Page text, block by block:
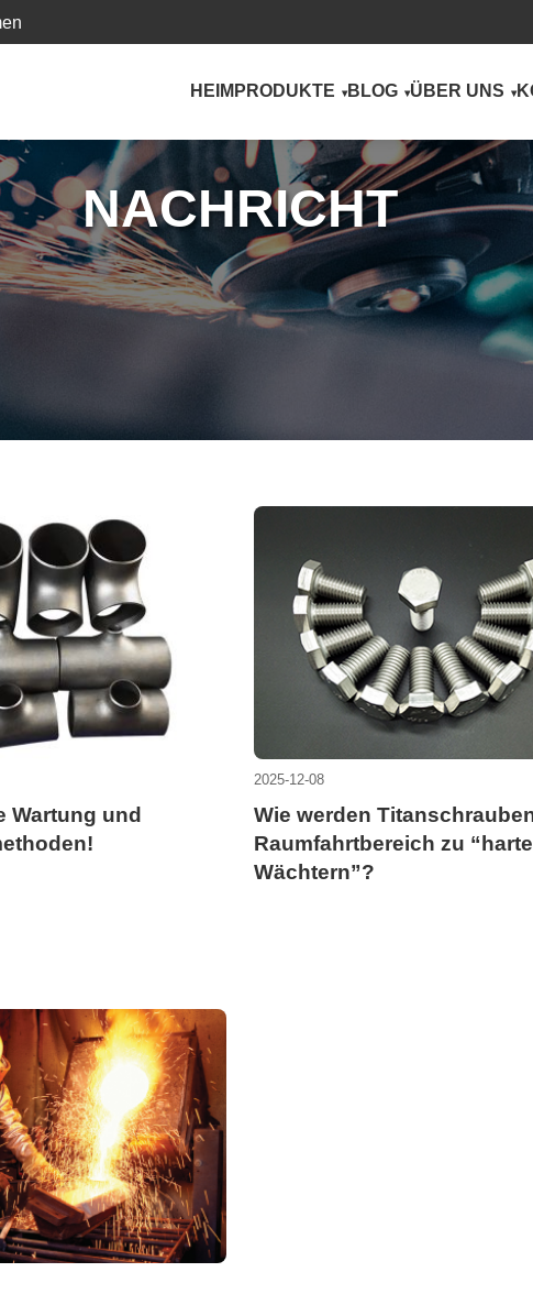
HEIM PRODUKTE BLOG ÜBER UNS
NACHRICHT
Wartung und
2025-12-08
Wie werden
Raumfahrtbereich zu
Wächtern”?